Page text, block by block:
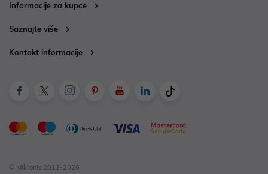
Informacije za kupce
Saznajte više
Kontakt informacije
© Mikronis 2012-2026